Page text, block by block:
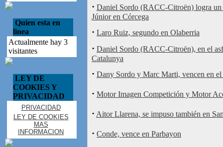
Quien esta en
linea
Actualmente hay 3
visitantes
LEY DE
COOKIES Y
PRIVACIDAD
PRIVACIDAD
LEY DE COOKIES
MAS
INFORMACION
· Daniel Sordo (RACC-Citroën) logra un
Júnior en Córcega
· Laro Ruiz, segundo en Olaberria
· Daniel Sordo (RACC-Citroën), en el
Catalunya
· Dany Sordo y Marc Marti, vencen en
· Motor Imagen Competición y Motor
· Aitor Llarena, se impuso también en
· Conde, vence en Parbayon